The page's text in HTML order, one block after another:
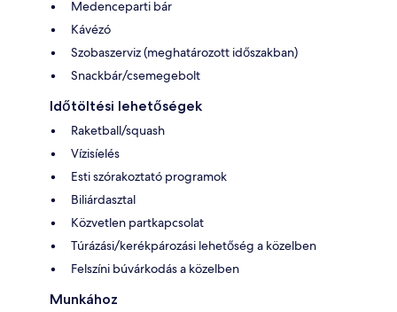
Medenceparti bár
Kávézó
Szobaszerviz (meghatározott időszakban)
Snackbár/csemegebolt
Időtöltési lehetőségek
Raketball/squash
Vízisíelés
Esti szórakoztató programok
Biliárdasztal
Közvetlen partkapcsolat
Túrázási/kerékpározási lehetőség a közelben
Felszíni búvárkodás a közelben
Munkához